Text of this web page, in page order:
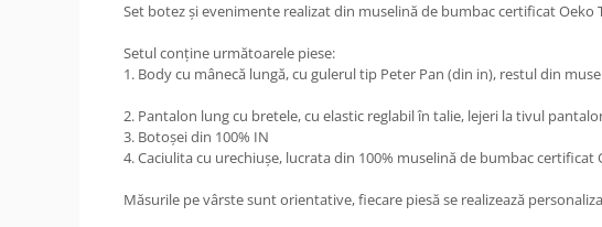
Set botez și evenimente realizat din muselină de bumbac certificat Oeko
Setul conține următoarele piese:
1. Body cu mânecă lungă, cu gulerul tip Peter Pan (din in), restul din
2. Pantalon lung cu bretele, cu elastic reglabil în talie, lejeri la tivul
3. Botoșei din 100% IN
4. Caciulita cu urechiușe, lucrata din 100% muselină de bumbac certificat
Măsurile pe vârste sunt orientative, fiecare piesă se realizează